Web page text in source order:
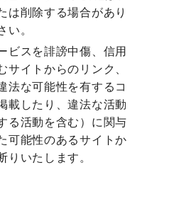
は削除する場合があり
い。
ビスを誹謗中傷、信用
サイトからのリンク、
法な可能性を有するコ
載したり、違法な活動
る活動を含む）に関与
可能性のあるサイトか
りいたします。